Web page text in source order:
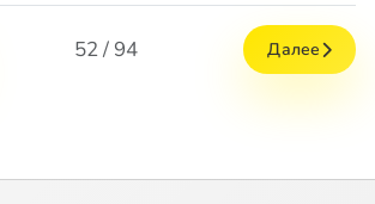
52 / 94 Далее